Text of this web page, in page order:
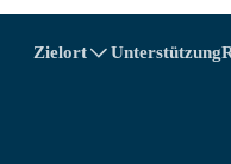
Zielort Unterstützung